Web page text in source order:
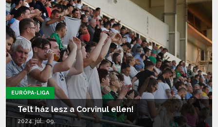
EURÓPA-LIGA
Telt ház lesz a Corvinul ellen!
2024. júl.. 09.